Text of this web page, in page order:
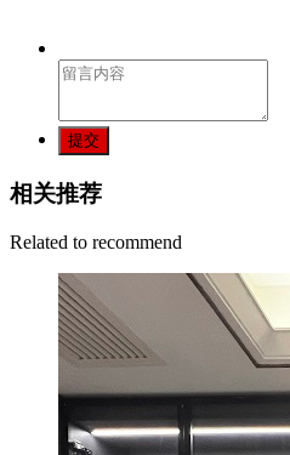
提交
相关推荐
Related to recommend